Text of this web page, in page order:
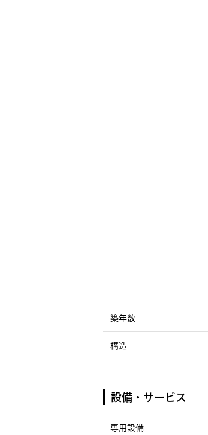
築年数
構造
設備・サービス
専用設備